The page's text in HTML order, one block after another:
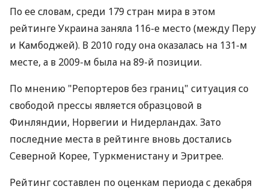
По ее словам, среди 179 стран мира в этом
рейтинге Украина заняла 116-е место (между Перу
и Камбоджей). В 2010 году она оказалась на 131-м
месте, а в 2009-м была на 89-й позиции.
По мнению "Репортеров без границ" ситуация со
свободой прессы является образцовой в
Финляндии, Норвегии и Нидерландах. Зато
последние места в рейтинге вновь достались
Северной Корее, Туркменистану и Эритрее.
Рейтинг составлен по оценкам периода с декабря